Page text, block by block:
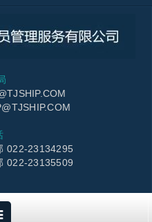
022-23134295
022-23135509